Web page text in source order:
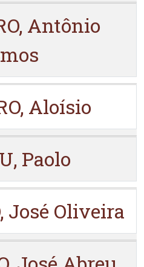
Antônio
Aloísio
Paolo
José Oliveira